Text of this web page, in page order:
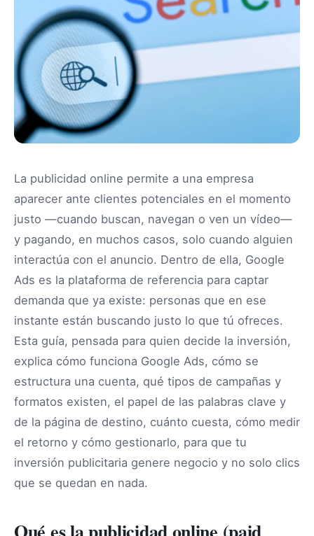
La publicidad online permite a una empresa
aparecer ante clientes potenciales en el momento
justo —cuando buscan, navegan o ven un vídeo—
y pagando, en muchos casos, solo cuando alguien
interactúa con el anuncio. Dentro de ella, Google
Ads es la plataforma de referencia para captar
demanda que ya existe: personas que en ese
instante están buscando justo lo que tú ofreces.
Esta guía, pensada para quien decide la inversión,
explica cómo funciona Google Ads, cómo se
estructura una cuenta, qué tipos de campañas y
formatos existen, el papel de las palabras clave y
de la página de destino, cuánto cuesta, cómo medir
el retorno y cómo gestionarlo, para que tu
inversión publicitaria genere negocio y no solo clics
que se quedan en nada.